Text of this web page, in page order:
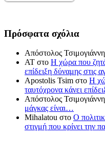
Πρόσφατα σχόλια
Απόστολος
ΑΤ στο Η χώρα που
επίδειξη δύναμης στις
Apostolis Tsim στο Η
ταυτόχρονα κάνει
Απόστολος
μάγκας είναι…
Mihalatou στο Ο
στιγμή που κρίνει την